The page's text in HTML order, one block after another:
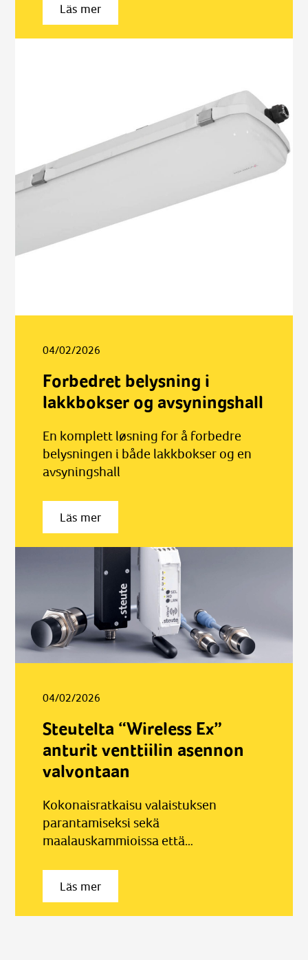
Läs mer
04/02/2026
Forbedret belysning i
lakkbokser og avsyningshall
En komplett løsning for å forbedre
belysningen i både lakkbokser og en
avsyningshall
Läs mer
04/02/2026
Steutelta “Wireless Ex”
anturit venttiilin asennon
valvontaan
Kokonaisratkaisu valaistuksen
parantamiseksi sekä
maalauskammioissa että
Läs mer